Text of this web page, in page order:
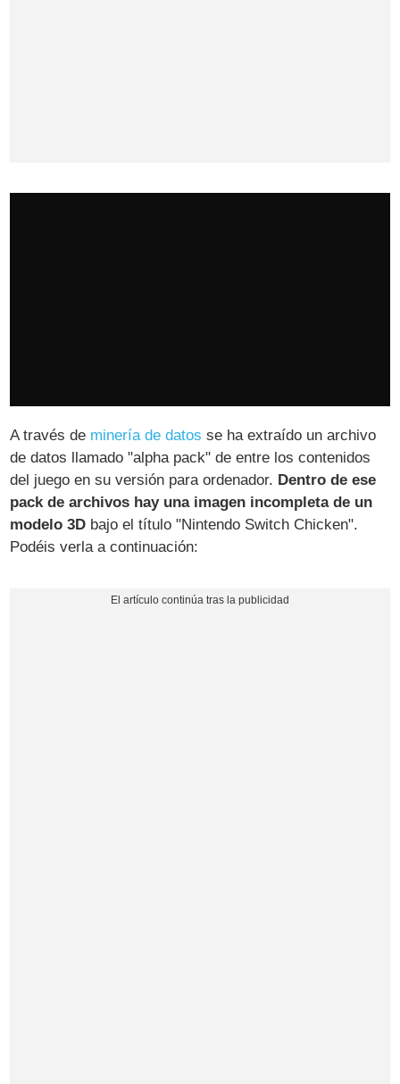
A través de minería de datos se ha extraído un archivo
de datos llamado "alpha pack" de entre los contenidos
del juego en su versión para ordenador. Dentro de ese
pack de archivos hay una imagen incompleta de un
modelo 3D bajo el título "Nintendo Switch Chicken".
Podéis verla a continuación: